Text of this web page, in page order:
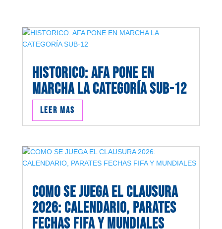
HISTORICO: AFA PONE EN
MARCHA LA CATEGORÍA SUB-12
Leer mas
COMO SE JUEGA EL CLAUSURA
2026: CALENDARIO, PARATES
FECHAS FIFA Y MUNDIALES